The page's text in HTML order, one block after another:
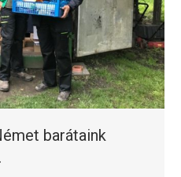
barátaink